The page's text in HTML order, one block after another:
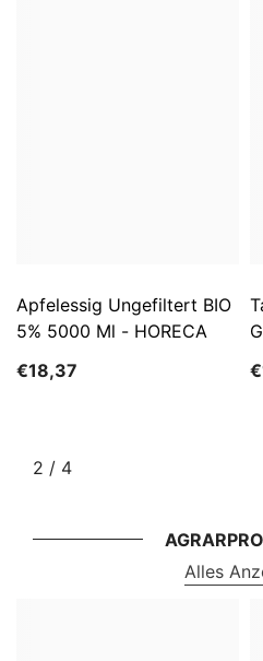
Apfelessig Ungefiltert BIO
5% 5000 Ml - HORECA
€18,37
2 / von
4
Alles